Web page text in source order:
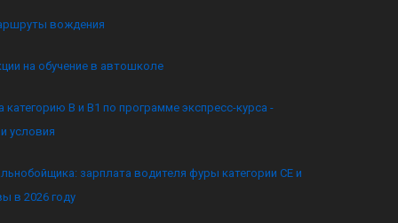
вождения
на обучение в автошколе
категорию B и B1 по программе экспресс-курса -
условия
зарплата водителя фуры категории CE и
в 2026 году